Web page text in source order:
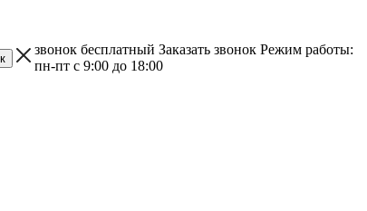
звонок бесплатный Заказать звонок Режим работы:
пн-пт с 9:00 до 18:00